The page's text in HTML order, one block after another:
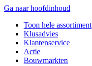
Ga naar hoofdinhoud
Toon hele assortiment
Klusadvies
Klantenservice
Actie
Bouwmarkten